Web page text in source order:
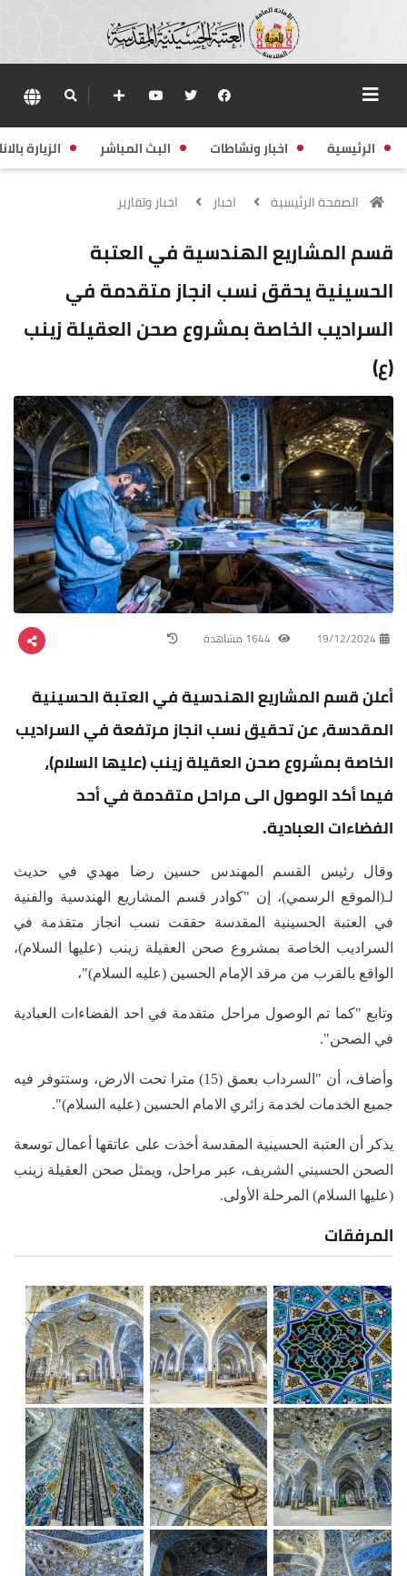
الرئيسية اخبار ونشاطات البث المباشر الزيارة
الصفحة الرئيسية اخبار اخبار وتقارير
قسم المشاريع الهندسية في العتبة
الحسينية يحقق نسب انجاز متقدمة في
السراديب الخاصة بمشروع صحن العقيلة زينب
(ع)
19/12/2024
أعلن قسم المشاريع الهندسية في العتبة الحسينية
المقدسة، عن تحقيق نسب انجاز مرتفعة في السراديب
الخاصة بمشروع صحن العقيلة زينب (عليها السلام)،
فيما أكد الوصول الى مراحل متقدمة في أحد
الفضاءات العبادية.
وقال رئيس القسم المهندس حسين رضا مهدي في حديث
لـ(الموقع الرسمي)، إن "كوادر قسم المشاريع الهندسية والفنية
في العتبة الحسينية المقدسة حققت نسب انجاز متقدمة في
السراديب الخاصة بمشروع صحن العقيلة زينب (عليها السلام)،
الواقع بالقرب من مرقد الإمام الحسين (عليه السلام)"،
وتابع "كما تم الوصول مراحل متقدمة في احد الفضاءات العبادية
في الصحن".
وأضاف، أن "السرداب بعمق (15) مترا تحت الارض، وستتوفر فيه
جميع الخدمات لخدمة زائري الامام الحسين (عليه السلام)".
يذكر أن العتبة الحسينية المقدسة أخذت على عاتقها أعمال توسعة
الصحن الحسيني الشريف، عبر مراحل، ويمثل صحن العقيلة زينب
(عليها السلام) المرحلة الأولى.
المرفقات